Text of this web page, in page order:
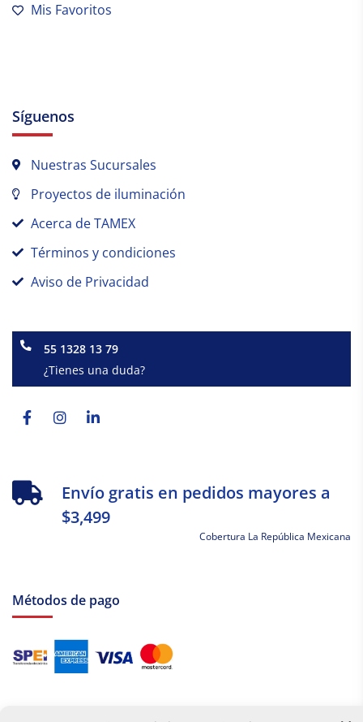
Mis Favoritos
Síguenos
Nuestras Sucursales
Proyectos de iluminación
Acerca de TAMEX
Términos y condiciones
Aviso de Privacidad
55 1328 13 79
¿Tienes una duda?
Facebook-
f
Instagram
Linkedin-
Envío gratis en pedidos mayores a
$3,499
Cobertura La República Mexicana
Métodos de pago